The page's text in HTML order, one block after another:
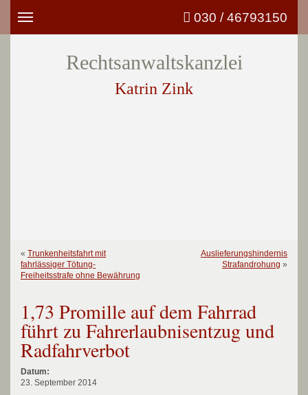
Toggle
030 / 46793150
Rechtsanwaltskanzlei
Katrin Zink
« Trunkenheitsfahrt mit
fahrlässiger Tötung-
Freiheitsstrafe ohne Bewährung
Auslieferungshindernis
Strafandrohung »
1,73 Promille auf dem Fahrrad
führt zu Fahrerlaubnisentzug und
Radfahrverbot
Datum:
23. September 2014